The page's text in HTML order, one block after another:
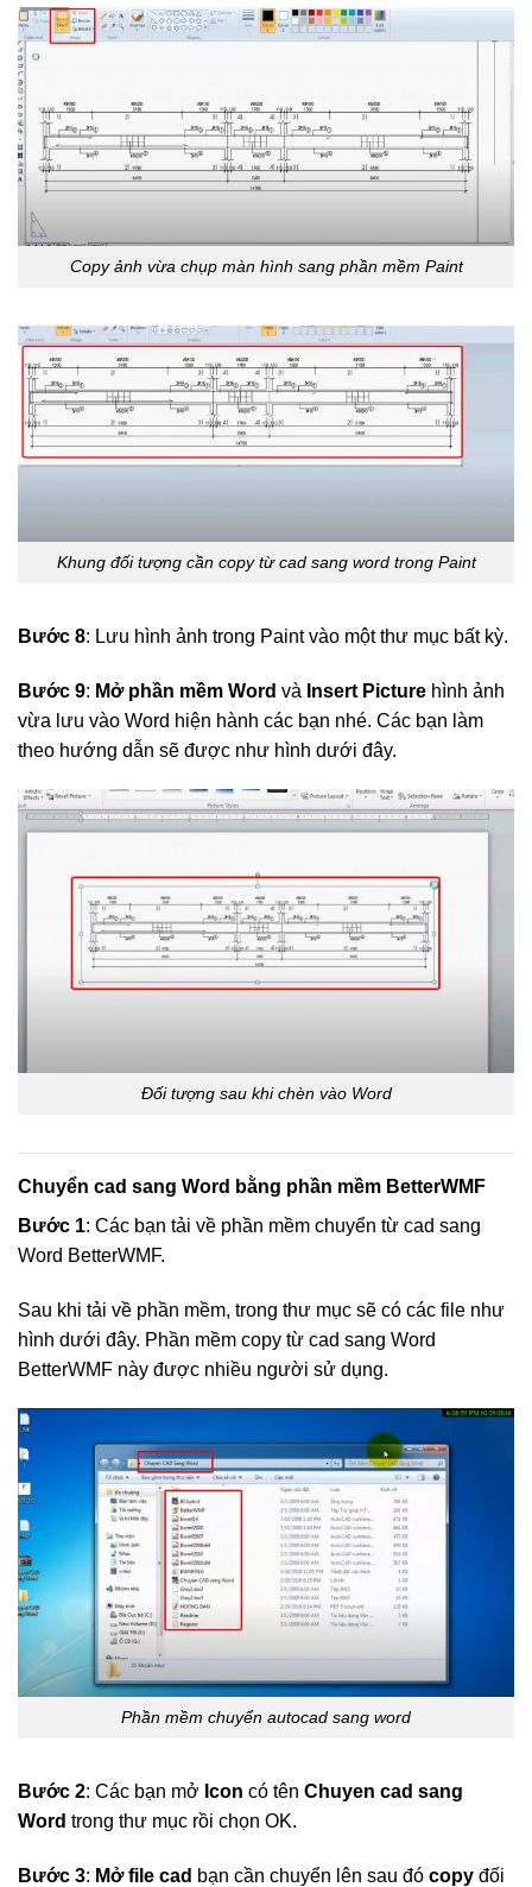
Copy ảnh vừa chụp màn hình sang phần mềm Paint
Khung đối tượng cần copy từ cad sang word trong Paint
Bước 8: Lưu hình ảnh trong Paint vào một thư mục bất kỳ.
Bước 9: Mở phần mềm Word và Insert Picture hình ảnh
vừa lưu vào Word hiện hành các bạn nhé. Các bạn làm
theo hướng dẫn sẽ được như hình dưới đây.
Đối tượng sau khi chèn vào Word
Chuyển cad sang Word bằng phần mềm BetterWMF
Bước 1: Các bạn tải về phần mềm chuyển từ cad sang
Word BetterWMF.
Sau khi tải về phần mềm, trong thư mục sẽ có các file như
hình dưới đây. Phần mềm copy từ cad sang Word
BetterWMF này được nhiều người sử dụng.
Phần mềm chuyển autocad sang word
Bước 2: Các bạn mở Icon có tên Chuyen cad sang
Word trong thư mục rồi chọn OK.
Bước 3: Mở file cad bạn cần chuyển lên sau đó copy đối